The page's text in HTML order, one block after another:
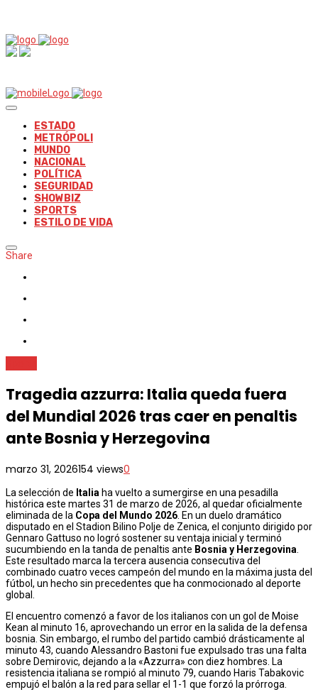
ESTADO
METRÓPOLI
MUNDO
NACIONAL
POLÍTICA
SEGURIDAD
SHOWBIZ
SPORTS
ESTILO DE VIDA
Share
Tragedia azzurra: Italia queda fuera
del Mundial 2026 tras caer en penaltis
ante Bosnia y Herzegovina
marzo 31, 2026154 views0
La selección de Italia ha vuelto a sumergirse en una pesadilla
histórica este martes 31 de marzo de 2026, al quedar oficialmente
eliminada de la Copa del Mundo 2026 . En un duelo dramático
disputado en el Stadion Bilino Polje de Zenica, el conjunto dirigido por
Gennaro Gattuso no logró sostener su ventaja inicial y terminó
sucumbiendo en la tanda de penaltis ante Bosnia y Herzegovina
Este resultado marca la tercera ausencia consecutiva del
combinado cuatro veces campeón del mundo en la máxima justa del
fútbol, un hecho sin precedentes que ha conmocionado al deporte
global.
El encuentro comenzó a favor de los italianos con un gol de Moise
Kean al minuto 16, aprovechando un error en la salida de la defensa
bosnia. Sin embargo, el rumbo del partido cambió drásticamente al
minuto 43, cuando Alessandro Bastoni fue expulsado tras una falta
sobre Demirovic, dejando a la «Azzurra» con diez hombres. La
resistencia italiana se rompió al minuto 79, cuando Haris Tabakovic
empujó el balón a la red para sellar el 1-1 que forzó la prórroga.